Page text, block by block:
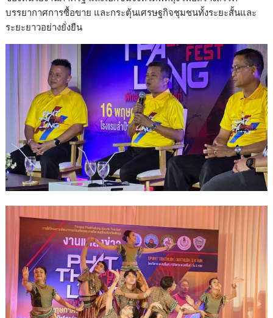
บรรยากาศการซื้อขาย และกระตุ้นเศรษฐกิจชุมชนทั้งระยะสั้นและ
ระยะยาวอย่างยั่งยืน